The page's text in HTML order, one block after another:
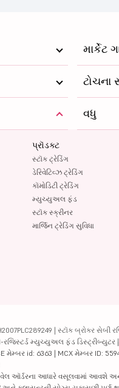
માર્કેટ
ટોચના
પ્રૉડક્ટ
સ્ટૉક ટ્રેડિંગ
ડેરિવેટિવ્ઝ ટ્રેડિંગ
કૉમોડિટી ટ્રેડિંગ
મ્યુચ્યુઅલ ફંડ
સ્ટૉક સ્ક્રીનર
માર્જિન ટ્રેડિંગ સુવિધા
વધુ
| સ્ટૉક બ્રોકર સેબી
મ્યુચ્યુઅલ ફંડ ડિસ્ટ્રીબ્યુટર |
મેમ્બર id: 6363 | MCX મેમ્બર ID:
આધારે વસૂલવામાં આવશે અને